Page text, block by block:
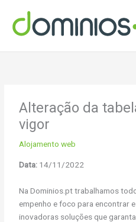
content
Alteração da
vigor
Alojamento web
Data: 14/11/2022
Na Dominios.pt trabalhamos
empenho e foco para encontrar
inovadoras soluções que